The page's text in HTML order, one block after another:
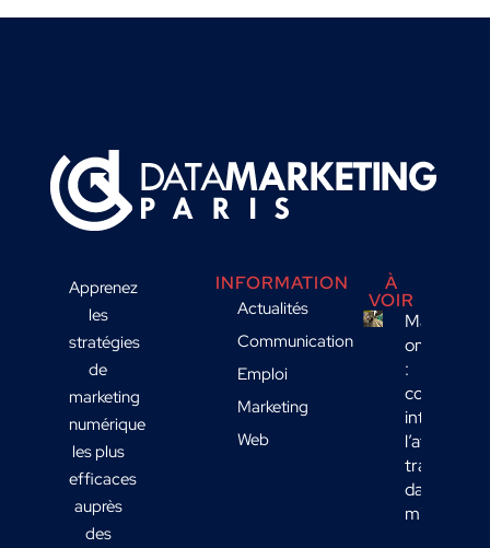
Apprenez
les
stratégies
de
marketing
numérique
les plus
efficaces
auprès
des
INFORMATION
Actualités
Communication
Emploi
Marketing
Web
À
VOIR
Marketing
omnicanal
:
comment
intégrer
l’affichage
transport
dans votre
mix média